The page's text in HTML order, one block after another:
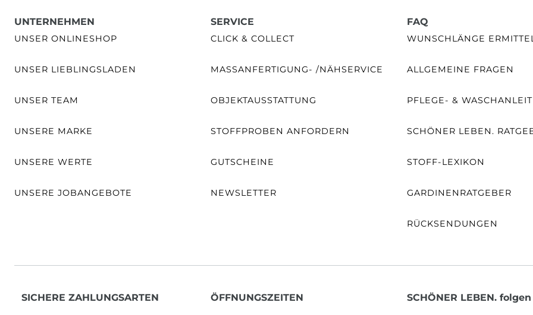
UNTERNEHMEN
UNSER ONLINESHOP
UNSER LIEBLINGSLADEN
UNSER TEAM
UNSERE MARKE
UNSERE WERTE
UNSERE JOBANGEBOTE
SERVICE
CLICK & COLLECT
MASSANFERTIGUNG- /NÄHSERVICE
OBJEKTAUSSTATTUNG
STOFFPROBEN ANFORDERN
GUTSCHEINE
NEWSLETTER
FAQ
WUNSCHLÄNGE
ALLGEMEINE FRAGEN
PFLEGE- &
SCHÖNER LEBEN.
STOFF-LEXIKON
GARDINENRATGEBER
RÜCKSENDUNGEN
SICHERE ZAHLUNGSARTEN ÖFFNUNGSZEITEN SCHÖNER LEBEN. folgen